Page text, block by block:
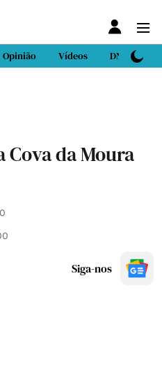
Opinião Vídeos DN Sport
Cova da Moura
Siga-nos